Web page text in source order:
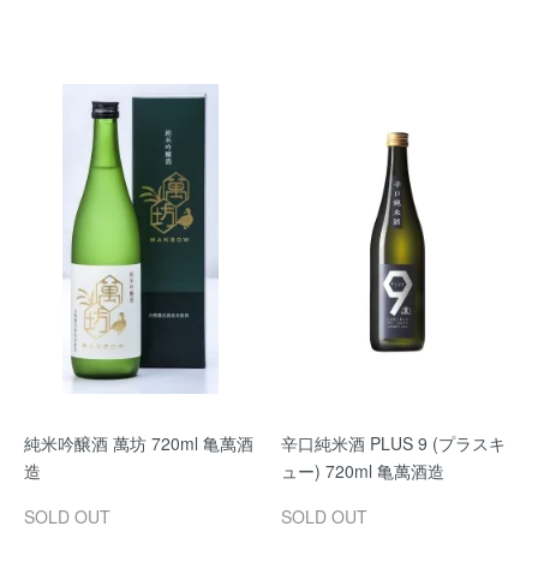
純米吟醸酒 萬坊 720ml 亀萬酒
造
SOLD OUT
辛口純米酒 PLUS 9 (プラスキ
ュー) 720ml 亀萬酒造
SOLD OUT